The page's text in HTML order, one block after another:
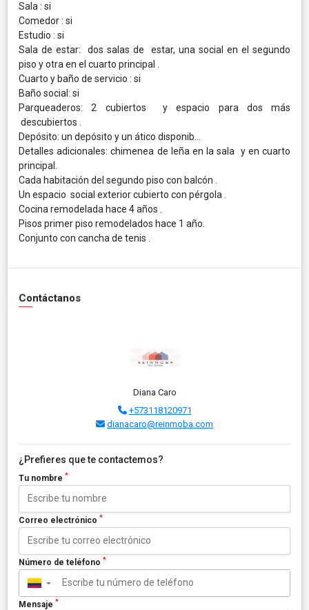
Sala : si
Comedor : si
Estudio : si
Sala de estar: dos salas de estar, una social en el segundo
piso y otra en el cuarto principal .
Cuarto y baño de servicio : si
Baño social: si
Parqueaderos: 2 cubiertos y espacio para dos más
descubiertos .
Depósito: un depósito y un ático disponib…
Detalles adicionales: chimenea de leña en la sala y en cuarto
principal.
Cada habitación del segundo piso con balcón .
Un espacio social exterior cubierto con pérgola .
Cocina remodelada hace 4 años .
Pisos primer piso remodelados hace 1 año.
Conjunto con cancha de tenis .
Contáctanos
Diana Caro
+573118120971
dianacaro@reinmoba.com
¿Prefieres que te contactemos?
Tu nombre *
Correo electrónico *
Número de teléfono *
▼
Mensaje *